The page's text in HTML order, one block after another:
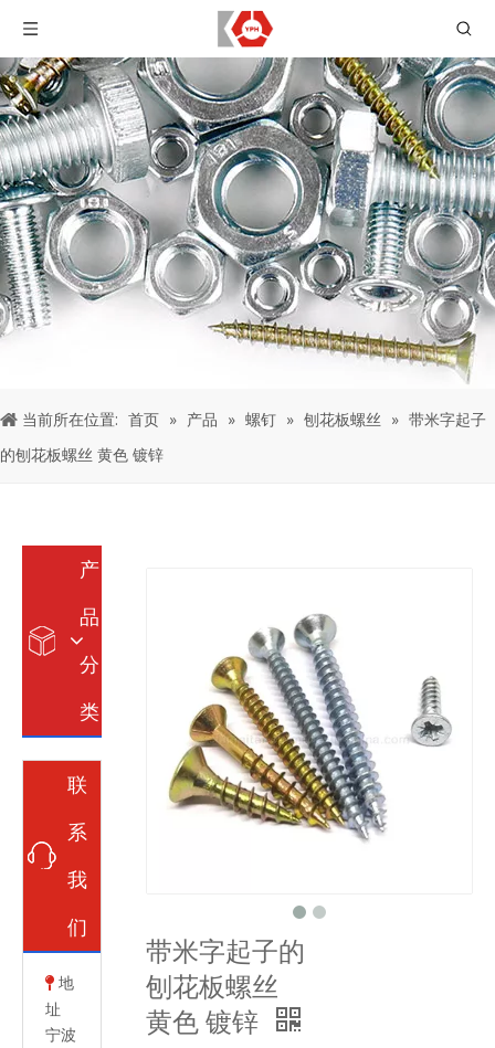
当前所在位置: 首页 » 产品 » 螺钉 » 刨花板螺丝 » 带米字起子
的刨花板螺丝 黄色 镀锌
产
品
分
类
联
系
我
们
 地
址
宁波
带米字起子的
刨花板螺丝
黄色 镀锌